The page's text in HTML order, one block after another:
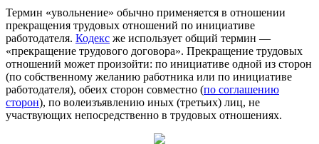
Термин «увольнение» обычно применяется в отношении
прекращения трудовых отношений по инициативе
работодателя. Кодекс же использует общий термин —
«прекращение трудового договора». Прекращение трудовых
отношений может произойти: по инициативе одной из сторон
(по собственному желанию работника или по инициативе
работодателя), обеих сторон совместно (по соглашению
сторон), по волеизъявлению иных (третьих) лиц, не
участвующих непосредственно в трудовых отношениях.